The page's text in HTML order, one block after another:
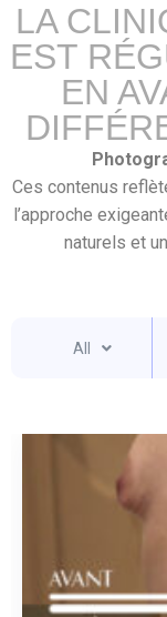
LA
EST
EN
Ces contenus
l’approche
naturels et
All